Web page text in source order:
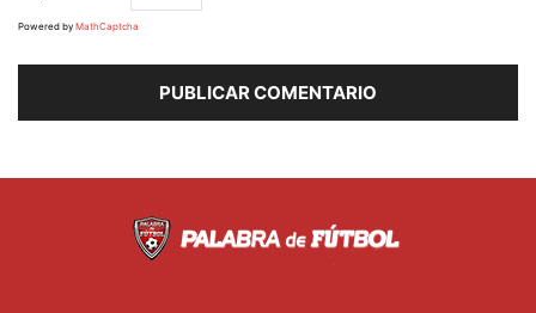
Powered by MathCaptcha